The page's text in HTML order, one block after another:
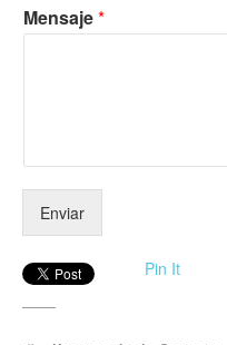
Mensaje*
Enviar
Pin It